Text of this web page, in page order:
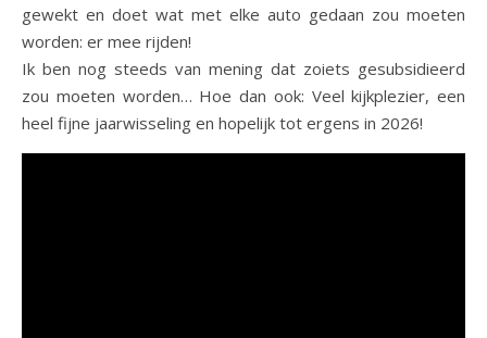
gewekt en doet wat met elke auto gedaan zou moeten
worden: er mee rijden!
Ik ben nog steeds van mening dat zoiets gesubsidieerd
zou moeten worden… Hoe dan ook: Veel kijkplezier, een
heel fijne jaarwisseling en hopelijk tot ergens in 2026!